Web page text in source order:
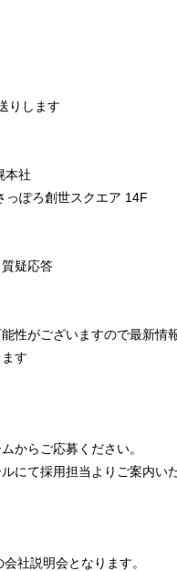
りします
本社
っぽろ創世スクエア 14F
疑応答
性がございますので最新情
す
からご応募ください。
にて採用担当よりご案内い
社説明会となります。